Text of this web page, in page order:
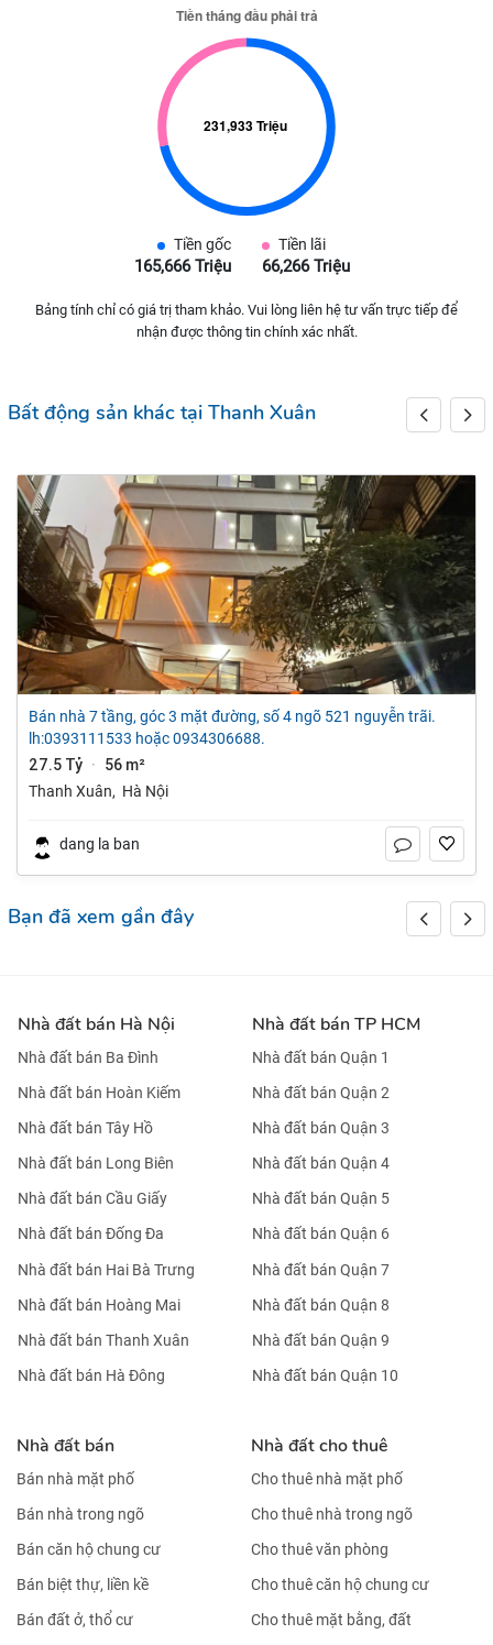
Tiền gốc
165,666 Triệu
Tiền lãi
66,266 Triệu
Bảng tính chỉ có giá trị tham khảo. Vui lòng liên hệ tư vấn trực tiếp để
nhận được thông tin chính xác nhất.
Bất động sản khác tại Thanh Xuân
bán nhà 7 tầng, góc 3 mặt đường, số 4 ngõ 521 nguyễn trãi.
lh:0393111533 hoặc 0934306688.
27.5 Tỷ · 56 m²
Thanh Xuân, Hà Nội
dang la ban
Bạn đã xem gần đây
Nhà đất bán Hà Nội
Nhà đất bán Ba Đình
Nhà đất bán Hoàn Kiếm
Nhà đất bán Tây Hồ
Nhà đất bán Long Biên
Nhà đất bán Cầu Giấy
Nhà đất bán Đống Đa
Nhà đất bán Hai Bà Trưng
Nhà đất bán Hoàng Mai
Nhà đất bán Thanh Xuân
Nhà đất bán Hà Đông
Nhà đất bán TP HCM
Nhà đất bán Quận 1
Nhà đất bán Quận 2
Nhà đất bán Quận 3
Nhà đất bán Quận 4
Nhà đất bán Quận 5
Nhà đất bán Quận 6
Nhà đất bán Quận 7
Nhà đất bán Quận 8
Nhà đất bán Quận 9
Nhà đất bán Quận 10
Nhà đất bán
Bán nhà mặt phố
Bán nhà trong ngõ
Bán căn hộ chung cư
Bán biệt thự, liền kề
Bán đất ở, thổ cư
Nhà đất cho thuê
Cho thuê nhà mặt phố
Cho thuê nhà trong ngõ
Cho thuê văn phòng
Cho thuê căn hộ chung cư
Cho thuê mặt bằng, đất